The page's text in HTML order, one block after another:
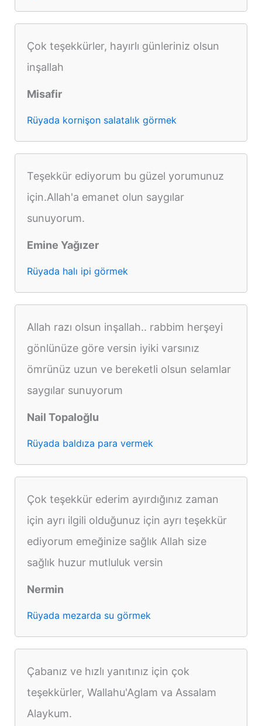
Çok teşekkürler, hayırlı günleriniz olsun
inşallah
Misafir
Rüyada kornişon salatalık görmek
Teşekkür ediyorum bu güzel yorumunuz
için.Allah'a emanet olun saygılar
sunuyorum.
Emine Yağızer
Rüyada halı ipi görmek
Allah razı olsun inşallah.. rabbim herşeyi
gönlünüze göre versin iyiki varsınız
ömrünüz uzun ve bereketli olsun selamlar
saygılar sunuyorum
Nail Topaloğlu
Rüyada baldıza para vermek
Çok teşekkür ederim ayırdığınız zaman
için ayrı ilgili olduğunuz için ayrı teşekkür
ediyorum emeğinize sağlık Allah size
sağlık huzur mutluluk versin
Nermin
Rüyada mezarda su görmek
Çabanız ve hızlı yanıtınız için çok
teşekkürler, Wallahu'Aglam va Assalam
Alaykum.